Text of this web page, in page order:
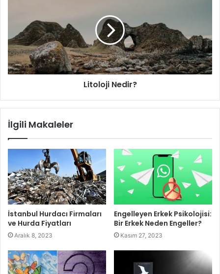
Litoloji Nedir?
İlgili Makaleler
İstanbul Hurdacı Firmaları
ve Hurda Fiyatları
Aralık 8, 2023
Engelleyen Erkek Psikolojisi:
Bir Erkek Neden Engeller?
Kasım 27, 2023